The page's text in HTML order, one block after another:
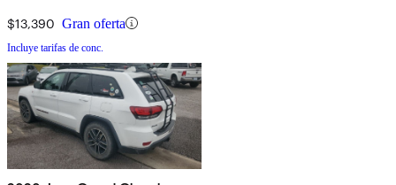
$13,390 Gran oferta
Incluye tarifas de conc.